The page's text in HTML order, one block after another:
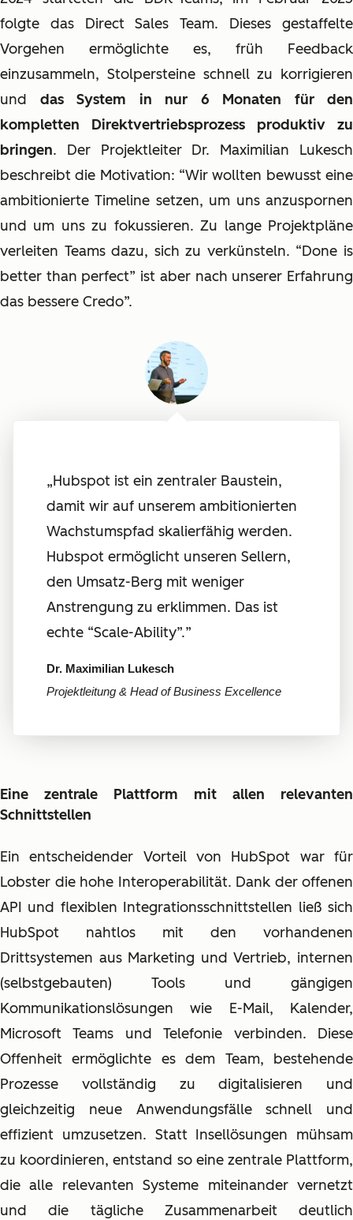
folgte das Direct Sales Team. Dieses gestaffelte
Vorgehen ermöglichte es, früh Feedback
einzusammeln, Stolpersteine schnell zu korrigieren
und das System in nur 6 Monaten für den
kompletten Direktvertriebsprozess produktiv zu
bringen. Der Projektleiter Dr. Maximilian Lukesch
beschreibt die Motivation: “Wir wollten bewusst eine
ambitionierte Timeline setzen, um uns anzuspornen
und um uns zu fokussieren. Zu lange Projektpläne
verleiten Teams dazu, sich zu verkünsteln. “Done is
better than perfect” ist aber nach unserer Erfahrung
das bessere Credo”.
„Hubspot ist ein zentraler Baustein,
damit wir auf unserem ambitionierten
Wachstumspfad skalierfähig werden.
Hubspot ermöglicht unseren Sellern,
den Umsatz-Berg mit weniger
Anstrengung zu erklimmen. Das ist
echte “Scale-Ability”.”
Dr. Maximilian Lukesch
Projektleitung & Head of Business Excellence
Eine zentrale Plattform mit allen relevanten
Schnittstellen
Ein entscheidender Vorteil von HubSpot war für
Lobster die hohe Interoperabilität. Dank der offenen
API und flexiblen Integrationsschnittstellen ließ sich
HubSpot nahtlos mit den vorhandenen
Drittsystemen aus Marketing und Vertrieb, internen
(selbstgebauten) Tools und gängigen
Kommunikationslösungen wie E-Mail, Kalender,
Microsoft Teams und Telefonie verbinden. Diese
Offenheit ermöglichte es dem Team, bestehende
Prozesse vollständig zu digitalisieren und
gleichzeitig neue Anwendungsfälle schnell und
effizient umzusetzen. Statt Insellösungen mühsam
zu koordinieren, entstand so eine zentrale Plattform,
die alle relevanten Systeme miteinander vernetzt
und die tägliche Zusammenarbeit deutlich